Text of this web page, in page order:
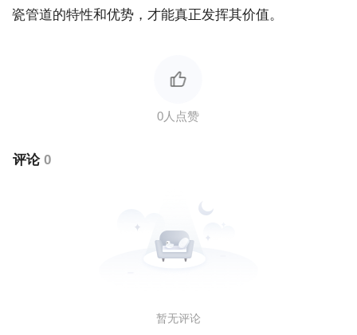
瓷管道的特性和优势，才能真正发挥其价值。
评论 0
暂无评论